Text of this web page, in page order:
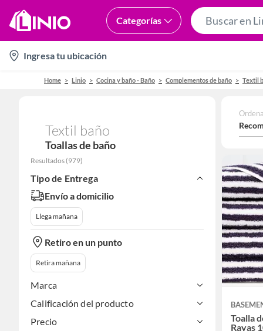
Categorías
location-
icon
Ingresa tu ubicación
Home Linio Cocina y baño - Baño Complementos de baño Textil
Textil baño
Toallas de baño
Resultados (979)
Tipo de Entrega
Envío a domicilio
Llega mañana
Retiro en un punto
Retira mañana
Marca
Calificación del producto
Precio
Toalla
Rayas